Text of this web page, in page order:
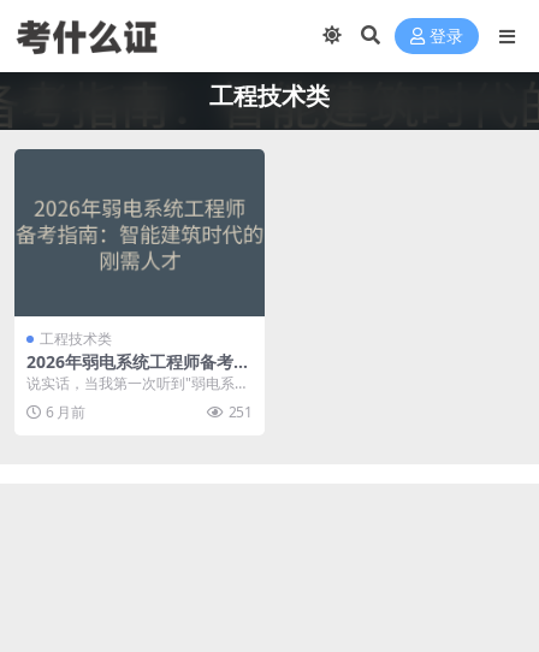
登录
工程技术类
工程技术类
2026年弱电系统工程师备考指
南：智能建筑时代的刚需人才
说实话，当我第一次听到"弱电系统
工程师"这个名字的时候，脑子里是
一片空白的。弱电...
6 月前 251